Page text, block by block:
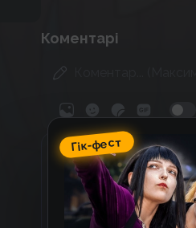
Коментарі
Гік-фест
Comic Wave:
культури, косплею,
коміксів
До фестивалю 12днів19 :
Гік-фест